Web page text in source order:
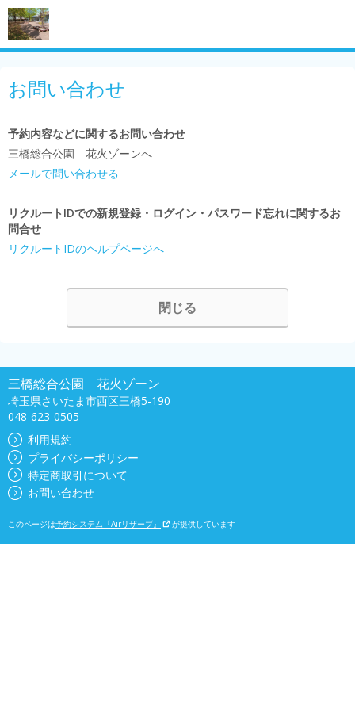
お問い合わせ
予約内容などに関するお問い合わせ
三橋総合公園 花火ゾーンへ
メールで問い合わせる
リクルートIDでの新規登録・ログイン・パスワード忘れに関するお
問合せ
リクルートIDのヘルプページへ
閉じる
三橋総合公園 花火ゾーン
埼玉県さいたま市西区三橋5-190
048-623-0505
利用規約
プライバシーポリシー
特定商取引について
お問い合わせ
このページは予約システム『Airリザーブ』 が提供しています